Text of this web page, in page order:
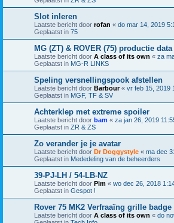
Slot inleren
Laatste bericht door rofan « do mar 14, 2019
Geplaatst in 75
MG (ZT) & ROVER (75) productie data
Laatste bericht door A class of its own « za
Geplaatst in MG-R LINKS
Speling versnellingspook afstellen
Laatste bericht door Barbour« vr feb 15, 2019
Geplaatst in MGF, TF & SV
Achterklep met extreme spoiler
Laatste bericht door bam « za jan 26, 2019
Geplaatst in ZR & ZS
Zo verander je je avatar
Laatste bericht door Dr Doggystyle « ma dec
Geplaatst in Mededeling van de beheerders
39-PJ-LH / 54-LB-NZ
Laatste bericht door Pim « wo dec 26, 2018
Geplaatst in Gespot !
Rover 75 MK2 Verfraaïng grille badge
Laatste bericht door A class of its own « do